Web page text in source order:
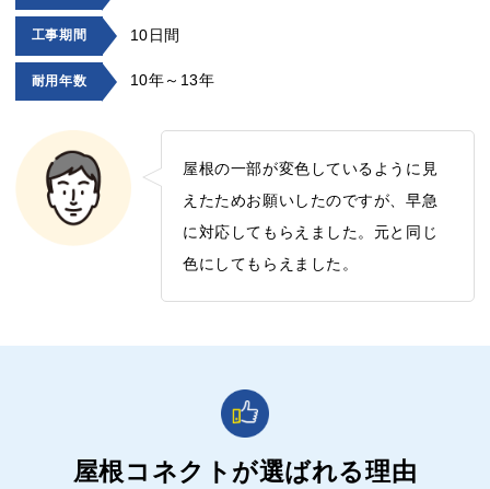
工事期間 10日間
耐用年数 10年～13年
屋根の一部が変色しているように見
えたためお願いしたのですが、早急
に対応してもらえました。元と同じ
色にしてもらえました。
屋根コネクトが選ばれる理由